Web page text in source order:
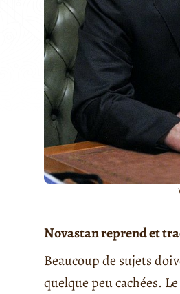
Novastan reprend et
Beaucoup de sujets
quelque peu cachées.